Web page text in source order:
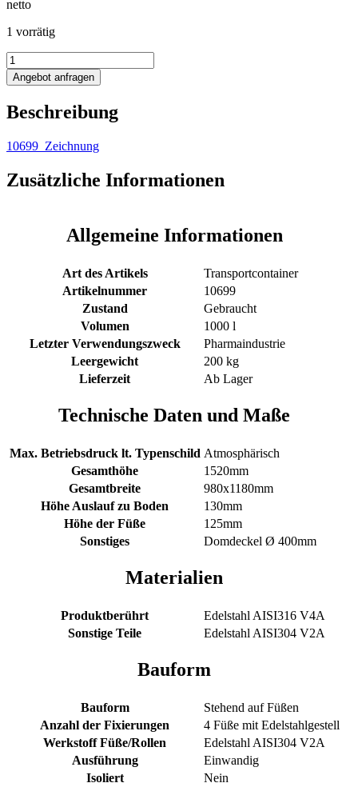
netto
1 vorrätig
1000L
Edelstahl
Transportcontainer
Silo
Angebot anfragen
Beschreibung
10699_Zeichnung
Zusätzliche Informationen
Allgemeine Informationen
Art des Artikels
Transportcontainer
Artikelnummer
10699
Zustand
Gebraucht
Volumen
1000 l
Letzter Verwendungszweck
Pharmaindustrie
Leergewicht
200 kg
Lieferzeit
Ab Lager
Technische Daten und Maße
Max. Betriebsdruck lt. Typenschild Atmosphärisch
Gesamthöhe
1520mm
Gesamtbreite
980x1180mm
Höhe Auslauf zu Boden
130mm
Höhe der Füße
125mm
Sonstiges
Domdeckel Ø 400mm
Materialien
Produktberührt
Edelstahl AISI316 V4A
Sonstige Teile
Edelstahl AISI304 V2A
Bauform
Bauform
Stehend auf Füßen
Anzahl der Fixierungen
4 Füße mit Edelstahlgestell
Werkstoff Füße/Rollen
Edelstahl AISI304 V2A
Ausführung
Einwandig
Isoliert
Nein